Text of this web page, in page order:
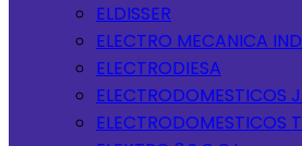
ELDISSER
ELECTRO MECANICA
ELECTRODIESA
ELECTRODOMESTICOS
ELECTRODOMESTICOS